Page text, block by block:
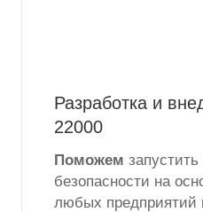
Разработка и
22000
Поможем
безопасности на
любых предприятий